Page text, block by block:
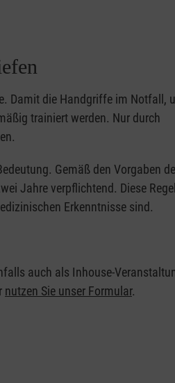
Damit die Handgriffe im Notfall,
trainiert werden. Nur durch
Gemäß den Vorgaben
Jahre verpflichtend. Diese
Erkenntnisse sind.
auch als Inhouse-
nutzen Sie unser Formular.